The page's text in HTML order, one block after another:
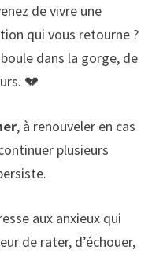
de vivre une
qui vous retourne ?
boule dans la gorge, de
💔
, à renouveler en cas
plusieurs
aux anxieux qui
de rater, d’échouer,